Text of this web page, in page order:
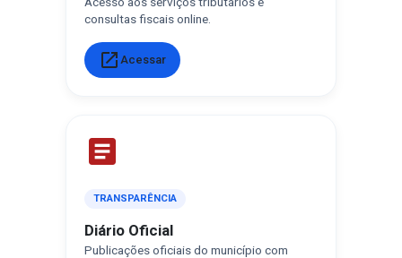
consultas fiscais online.
open_in_new Acessar
article
TRANSPARÊNCIA
Diário Oficial
Publicações oficiais do município com